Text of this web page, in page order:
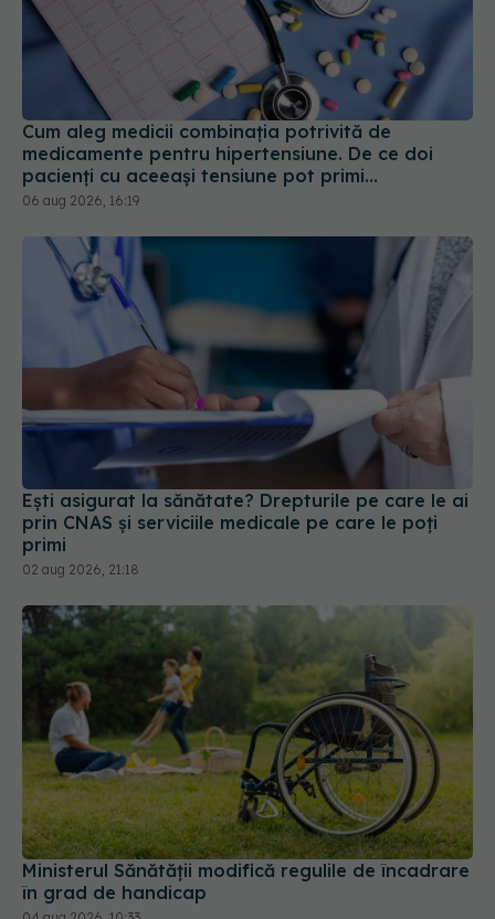
Cum aleg medicii combinația potrivită de
medicamente pentru hipertensiune. De ce doi
pacienți cu aceeași tensiune pot primi
tratamente diferite
06 aug 2026, 16:19
Ești asigurat la sănătate? Drepturile pe care le ai
prin CNAS și serviciile medicale pe care le poți
primi
02 aug 2026, 21:18
Ministerul Sănătății modifică regulile de încadrare
în grad de handicap
04 aug 2026, 10:33